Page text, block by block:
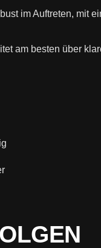
im Auftreten,
am besten über